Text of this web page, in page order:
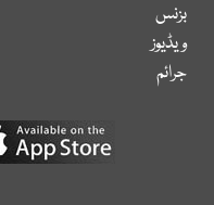
بزنس
ویڈیوز
جرائم